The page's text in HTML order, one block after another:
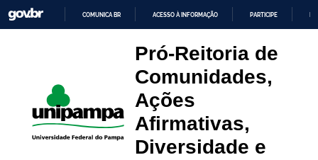
para
o
O
CONTEÚDO
COMUNICA BR ACESSO À INFORMAÇÃO PARTICIPE
Pró-Reitoria de
Comunidades,
Ações
Afirmativas,
Diversidade e